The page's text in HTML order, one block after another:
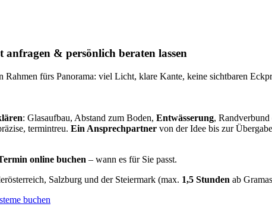
& persönlich beraten lassen
Rahmen fürs Panorama: viel Licht, klare Kante, keine sichtbaren
: Glasaufbau, Abstand zum Boden, Entwässerung,
termintreu. Ein Ansprechpartner von der Idee bis zur
online buchen – wann es für Sie passt.
Salzburg und der Steiermark (max. 1,5 Stunden ab
buchen